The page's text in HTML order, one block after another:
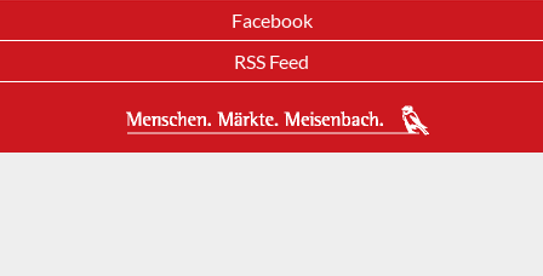
Facebook
RSS Feed